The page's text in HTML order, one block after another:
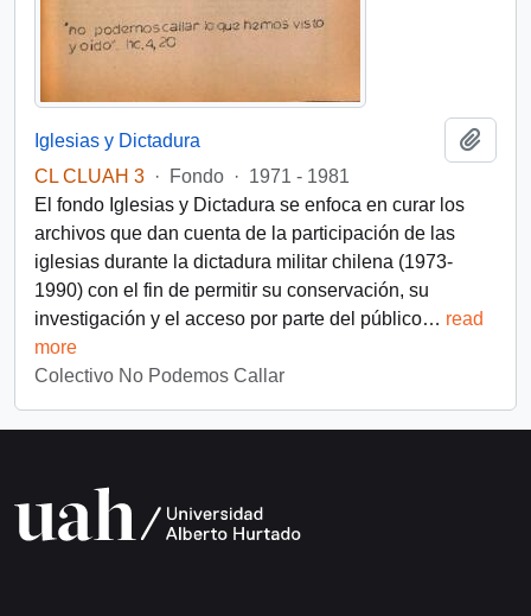
Iglesias y Dictadura
CL CLUAH 3 · Fondo · 1971 - 1981
El fondo Iglesias y Dictadura se enfoca en curar los
archivos que dan cuenta de la participación de las
iglesias durante la dictadura militar chilena (1973-
1990) con el fin de permitir su conservación, su
investigación y el acceso por parte del público… read
more
Colectivo No Podemos Callar